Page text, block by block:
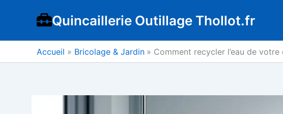
Quincaillerie Outillage Thollot.fr
Accueil Bricolage & Jardin Comment recycler l’eau de